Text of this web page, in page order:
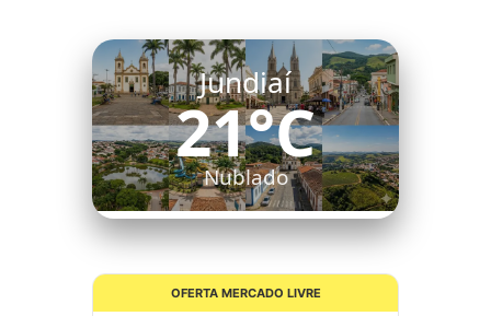
Jundiaí
21°C
Nublado
OFERTA MERCADO LIVRE